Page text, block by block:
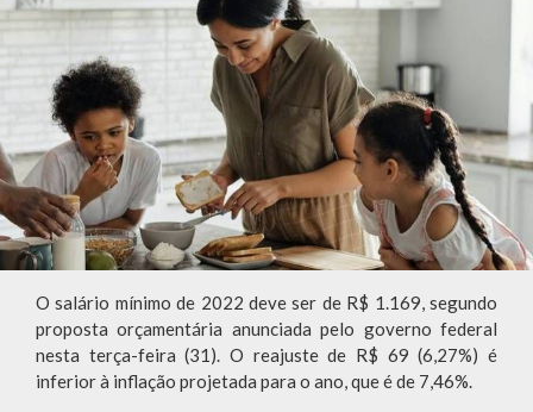
O salário mínimo de 2022 deve ser de R$ 1.169, segundo
proposta orçamentária anunciada pelo governo federal
nesta terça-feira (31). O reajuste de R$ 69 (6,27%) é
inferior à inflação projetada para o ano, que é de 7,46%.